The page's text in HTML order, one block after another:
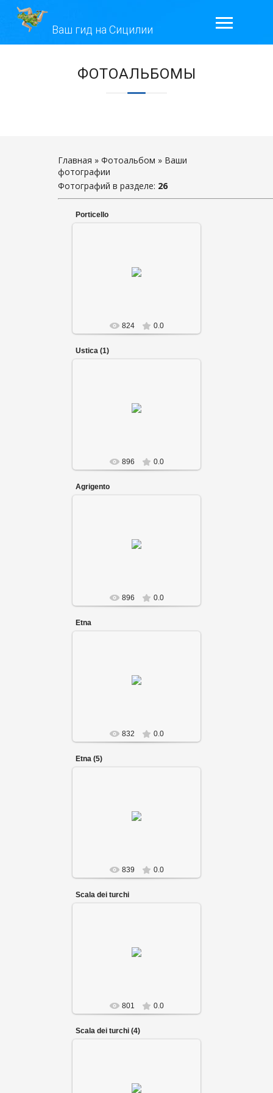
Ваш гид на Сицилии
ЭКСКУРСИИ
ОТЗЫВЫ
КОНТАКТЫ
Главная » Фотоальбом » Ваши
фотографии
Фотографий в разделе: 26
Porticello
824 0.0
Ustica (1)
896 0.0
Agrigento
896 0.0
Etna
832 0.0
Etna (5)
839 0.0
Scala dei turchi
801 0.0
Scala dei turchi (4)